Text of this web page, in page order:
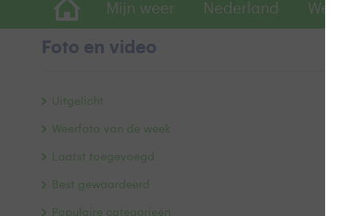
Mijn weer Nederland
Foto en video
Uitgelicht
Weerfoto van de week
Laatst toegevoegd
Best gewaardeerd
Populaire categorieën